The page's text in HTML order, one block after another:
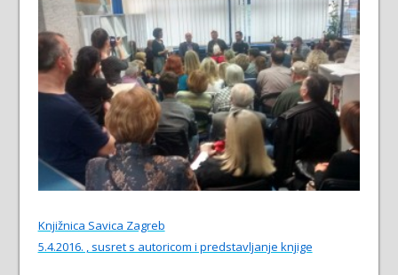
Knjižnica Savica Zagreb
5.4.2016. , susret s autoricom i predstavljanje knjige